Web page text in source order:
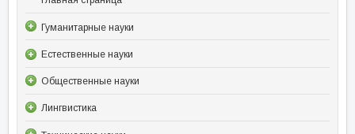
Гуманитарные науки
Естественные науки
Общественные науки
Лингвистика